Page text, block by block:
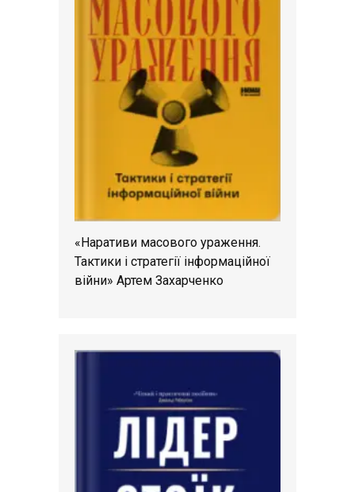
«Наративи масового ураження.
Тактики і стратегії інформаційної
війни» Артем Захарченко